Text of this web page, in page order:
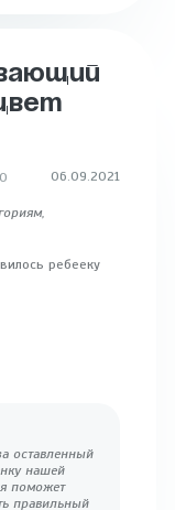
0 06.09.2021
ребееку
оставленный
нашей
поможет
правильный